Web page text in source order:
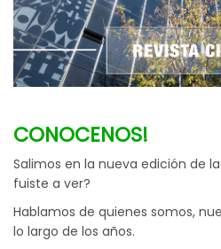
CONOCENOS!
Salimos en la nueva edición de la
fuiste a ver?
Hablamos de quienes somos,
lo largo de los años.